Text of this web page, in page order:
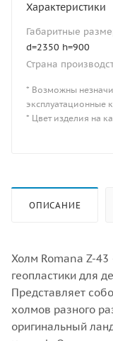
Характеристики
Габаритные
d=2350 h=900
Страна
* Возможны
эксплуатационные
* Цвет изделия на
ОПИСАНИЕ
Холм Romana Z-
геопластики для
Представляет
холмов разного
оригинальный